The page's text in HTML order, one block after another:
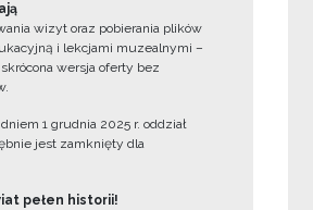
wizyt oraz pobierania plików
i lekcjami muzealnymi –
wersja oferty bez
1 grudnia 2025 r. oddział
jest zamknięty dla
pełen historii!